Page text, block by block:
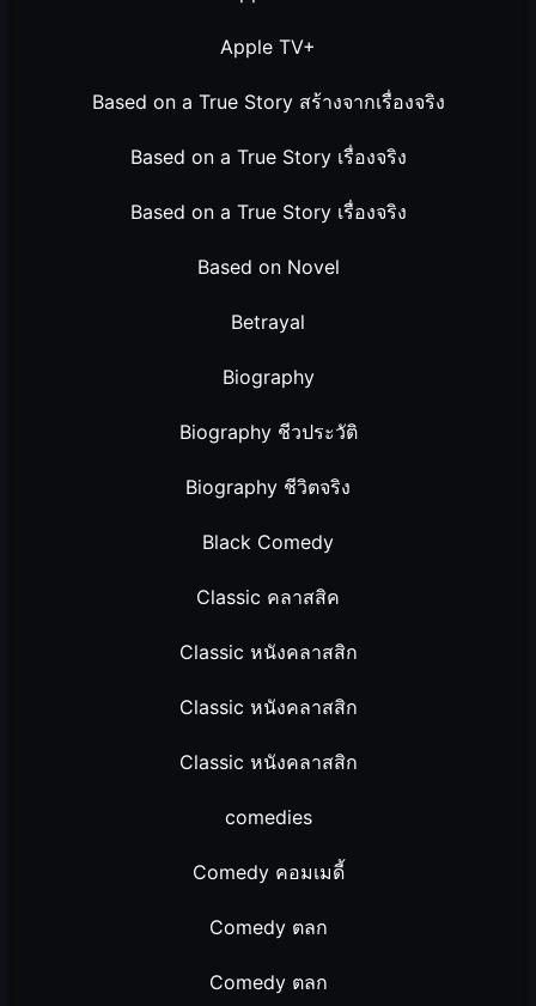
Apple TV+
Based on a True Story สร้างจากเรื่องจริง
Based on a True Story เรื่องจริง
Based on a True Story เรื่องจริง
Based on Novel
Betrayal
Biography
Biography ชีวประวัติ
Biography ชีวิตจริง
Black Comedy
Classic คลาสสิค
Classic หนังคลาสสิก
Classic หนังคลาสสิก
Classic หนังคลาสสิก
comedies
Comedy คอมเมดี้
Comedy ตลก
Comedy ตลก